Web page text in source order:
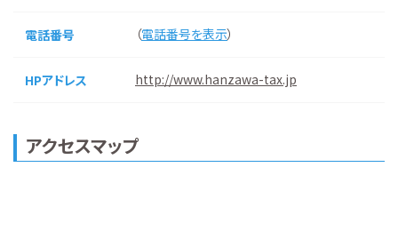
電話番号 （電話番号を表示）
HPアドレス http://www.hanzawa-tax.jp
アクセスマップ